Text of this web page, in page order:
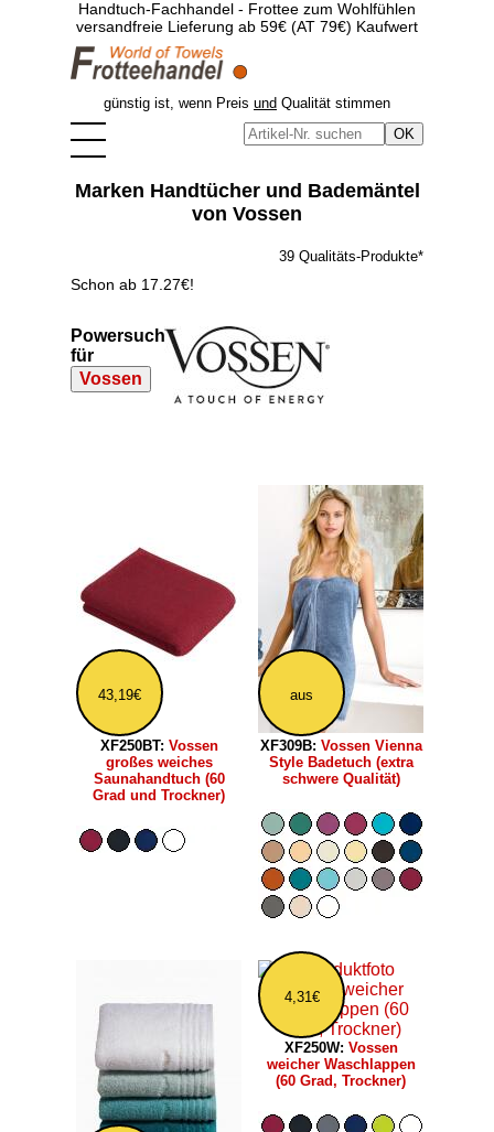
Handtuch-Fachhandel - Frottee zum Wohlfühlen
versandfreie Lieferung ab 59€ (AT 79€) Kaufwert
günstig ist, wenn Preis und Qualität stimmen
Marken Handtücher und Bademäntel
von Vossen
39 Qualitäts-Produkte*
Schon ab 17.27€!
Powersuche
für
Vossen
43,19€
XF250BT: Vossen
großes weiches
Saunahandtuch (60
Grad und Trockner)
aus
XF309B: Vossen Vienna
Style Badetuch (extra
schwere Qualität)
4,31€
XF250W: Vossen
weicher Waschlappen
(60 Grad, Trockner)